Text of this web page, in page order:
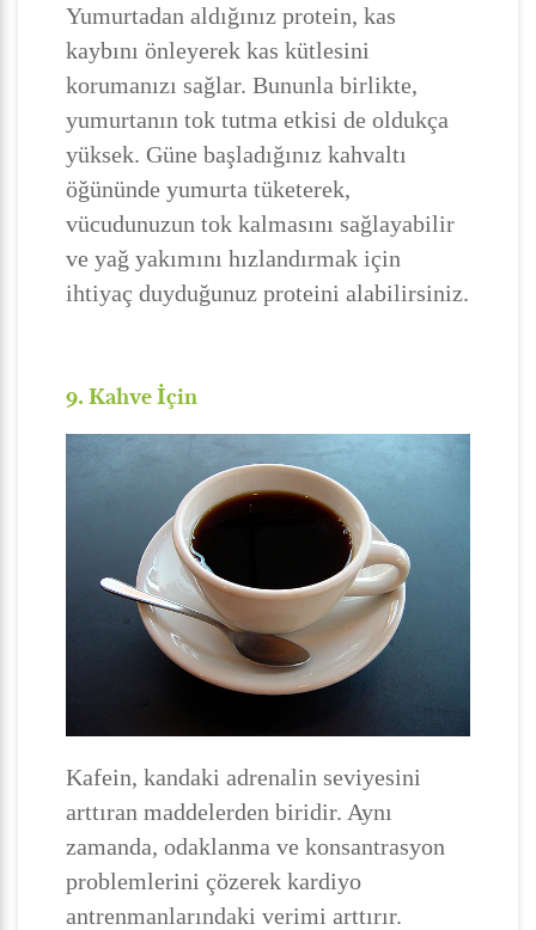
Yumurtadan aldığınız protein, kas
kaybını önleyerek kas kütlesini
korumanızı sağlar. Bununla birlikte,
yumurtanın tok tutma etkisi de oldukça
yüksek. Güne başladığınız kahvaltı
öğününde yumurta tüketerek,
vücudunuzun tok kalmasını sağlayabilir
ve yağ yakımını hızlandırmak için
ihtiyaç duyduğunuz proteini alabilirsiniz.
9. Kahve İçin
Kafein, kandaki adrenalin seviyesini
arttıran maddelerden biridir. Aynı
zamanda, odaklanma ve konsantrasyon
problemlerini çözerek kardiyo
antrenmanlarındaki verimi arttırır.